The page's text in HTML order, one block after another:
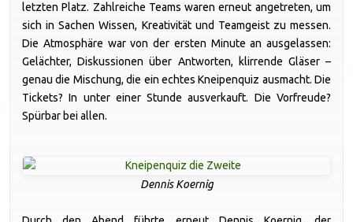
letzten Platz. Zahlreiche Teams waren erneut angetreten, um
sich in Sachen Wissen, Kreativität und Teamgeist zu messen.
Die Atmosphäre war von der ersten Minute an ausgelassen:
Gelächter, Diskussionen über Antworten, klirrende Gläser –
genau die Mischung, die ein echtes Kneipenquiz ausmacht. Die
Tickets? In unter einer Stunde ausverkauft. Die Vorfreude?
Spürbar bei allen.
Dennis Koernig